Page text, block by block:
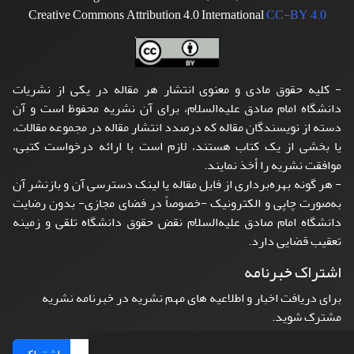
Creative Commons Attribution 4.0 InternationalCC-BY 4.0
- کلیه حقوق مادی و معنوی انتشار هر مقاله در یکی از نشریات
دانشگاه امام صادق علیه‌السلام، برای آن نشریه محفوظ است و آن
دسته از نویسندگان مقاله که درصدد انتشار مقاله در مجموعه مقالات،
یا بخشی از یک کتاب هستند، لازم است با ارائه درخواست کتبی،
موافقت نشریه را أخذ نمایند.
- هر گونه بهره‌برداری از فایل مقاله یا لینک دسترسی آن و بازنشر آن
به‌صورت چاپی و الکترونیک -خصوصاً در فضای مجازی- بدون رضایت
دانشگاه امام صادق علیه‌السلام نقض حقوق دانشگاه تلقی و زمینه
تعقیب قضایی دارد.
اشتراک خبرنامه
برای دریافت اخبار و اطلاعیه های مهم نشریه در خبرنامه نشریه
مشترک شوید.